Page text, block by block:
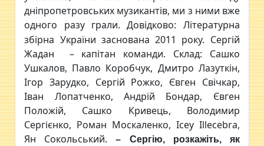
дніпропетровських музикантів, ми з ними вже
одного разу грали. Довідково: Літературна
збірна України заснована 2011 року. Сергій
Жадан – капітан команди. Склад: Сашко
Ушкалов, Павло Коробчук, Дмитро Лазуткін,
Ігор Зарудко, Сергій Рожко, Євген Свічкар,
Іван Лопатченко, Андрій Бондар, Євген
Положій, Сашко Кривець, Володимир
Сергієнко, Роман Москаленко, Icey Illecebra,
Ян Сокольський.– Сергію, розкажіть, як